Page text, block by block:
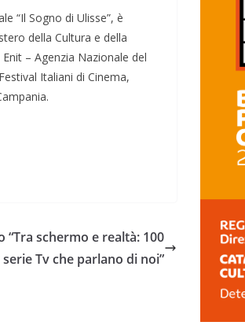
“Il Sogno di Ulisse”, è
della Cultura e della
– Agenzia Nazionale del
Italiani di Cinema,
“Tra schermo e realtà: 100
Tv che parlano di noi”